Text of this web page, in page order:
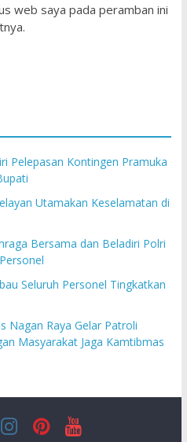
web saya pada peramban ini
Pelepasan Kontingen Pramuka
Utamakan Keselamatan di
Bersama dan Beladiri Polri
Seluruh Personel Tingkatkan
Nagan Raya Gelar Patroli
Masyarakat Jaga Kamtibmas